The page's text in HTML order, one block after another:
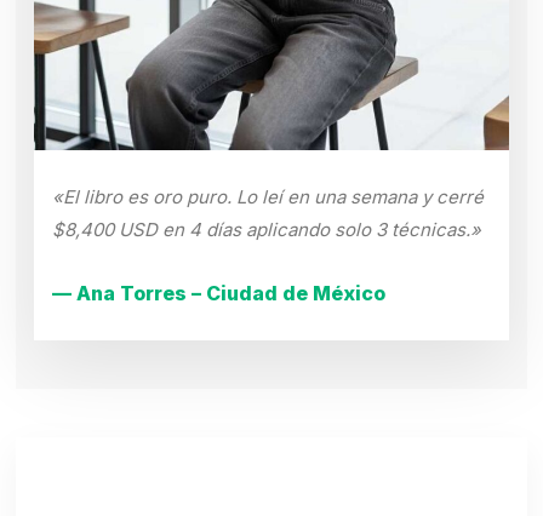
«El libro es oro puro. Lo leí en una semana y cerré
$8,400 USD en 4 días aplicando solo 3 técnicas.»
— Ana Torres – Ciudad de México